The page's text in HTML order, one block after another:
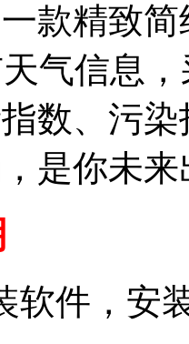
款精致
气信息
数、污
是你未
软件，安